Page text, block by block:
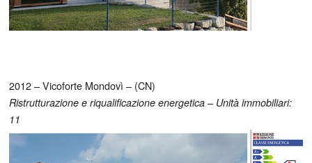
2012 – Vicoforte Mondovì – (CN)
Ristrutturazione e riqualificazione energetica – Unità immobiliari:
11